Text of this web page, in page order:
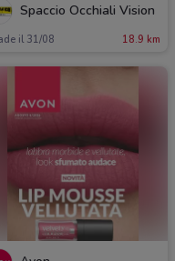
Spaccio Occhiali Vision
il 31/08 18.9 km